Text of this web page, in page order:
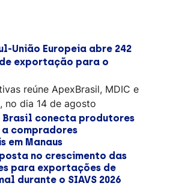
União Europeia abre 242
exportação para o
reúne ApexBrasil, MDIC e
no dia 14 de agosto
Brasil conecta produtores
a compradores
em Manaus
no crescimento das
para exportações de
durante o SIAVS 2026